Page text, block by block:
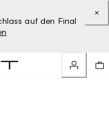
auf den Final